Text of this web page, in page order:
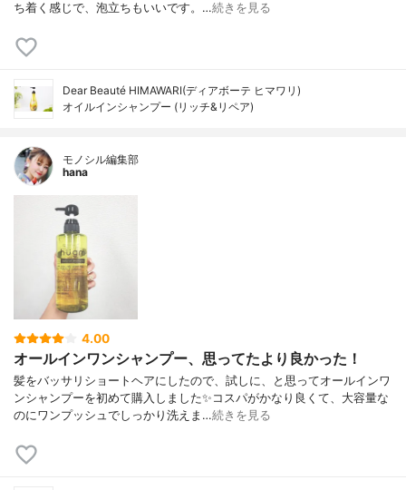
ち着く感じで、泡立ちもいいです。…続きを見る
Dear Beauté HIMAWARI(ディアボーテ ヒマワリ)
オイルインシャンプー (リッチ&リペア)
モノシル編集部
hana
4.00
オールインワンシャンプー、思ってたより良かった！
髪をバッサリショートヘアにしたので、試しに、と思ってオールインワ
ンシャンプーを初めて購入しました✨コスパがかなり良くて、大容量な
のにワンプッシュでしっかり洗えま…続きを見る